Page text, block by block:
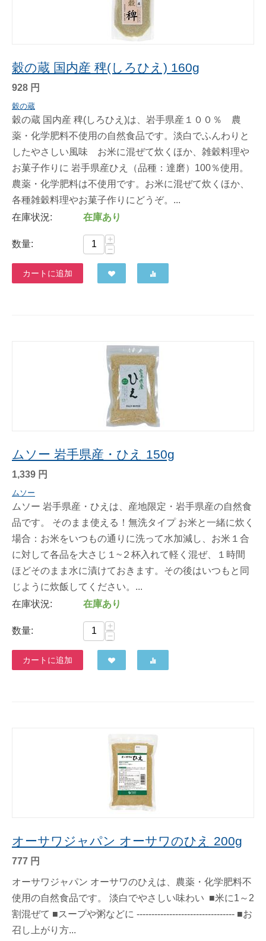
穀の蔵 国内産 稗(しろひえ) 160g
928 円
穀の蔵
穀の蔵 国内産 稗(しろひえ)は、岩手県産１００％ 農
薬・化学肥料不使用の自然食品です。淡白でふんわりと
したやさしい風味 お米に混ぜて炊くほか、雑穀料理や
お菓子作りに 岩手県産ひえ（品種：達磨）100％使用。
農薬・化学肥料は不使用です。お米に混ぜて炊くほか、
各種雑穀料理やお菓子作りにどうぞ。...
在庫状況:
在庫あり
数量:
+
−
カートに追加
ムソー 岩手県産・ひえ 150g
1,339 円
ムソー
ムソー 岩手県産・ひえは、産地限定・岩手県産の自然食
品です。 そのまま使える！無洗タイプ お米と一緒に炊く
場合：お米をいつもの通りに洗って水加減し、お米１合
に対して各品を大さじ１~２杯入れて軽く混ぜ、１時間
ほどそのまま水に漬けておきます。その後はいつもと同
じように炊飯してください。...
在庫状況:
在庫あり
数量:
+
−
カートに追加
オーサワジャパン オーサワのひえ 200g
777 円
オーサワジャパン オーサワのひえは、農薬・化学肥料不
使用の自然食品です。 淡白でやさしい味わい ■米に1～2
割混ぜて ■スープや粥などに --------------------------------- ■お
召し上がり方...